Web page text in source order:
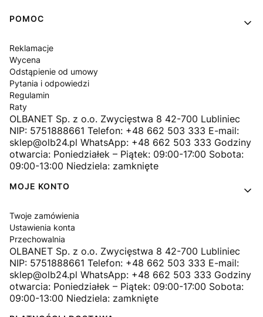
Linki w stopce
POMOC
Reklamacje
Wycena
Odstąpienie od umowy
Pytania i odpowiedzi
Regulamin
Raty
OLBANET Sp. z o.o. Zwycięstwa 8 42-700 Lubliniec
NIP: 5751888661 Telefon: +48 662 503 333 E-mail:
sklep@olb24.pl WhatsApp: +48 662 503 333 Godziny
otwarcia: Poniedziałek – Piątek: 09:00-17:00 Sobota:
09:00-13:00 Niedziela: zamknięte
MOJE KONTO
Twoje zamówienia
Ustawienia konta
Przechowalnia
OLBANET Sp. z o.o. Zwycięstwa 8 42-700 Lubliniec
NIP: 5751888661 Telefon: +48 662 503 333 E-mail:
sklep@olb24.pl WhatsApp: +48 662 503 333 Godziny
otwarcia: Poniedziałek – Piątek: 09:00-17:00 Sobota:
09:00-13:00 Niedziela: zamknięte